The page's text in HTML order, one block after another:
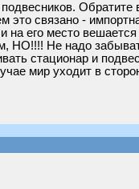
связано -
на его место
НО!!!! Не надо
стационар и
мир уходит в